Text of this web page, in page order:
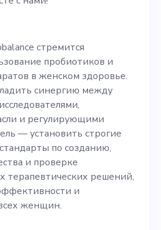
обеспечению
Microbalance
предлагаем
но и
для
успехов в
стремится
пробиотиков и
в женском здоровье.
синергию между
и регулирующими
— установить строгие
по созданию,
и проверке
терапевтических решений,
и
женщин.